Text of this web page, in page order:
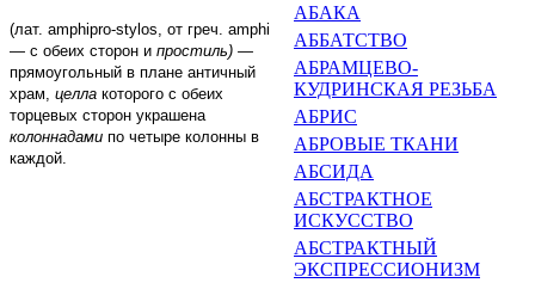
(лат. amphipro-stylos , от греч. amphi
— с обеих сторон и простиль) —
прямоугольный в плане античный
храм, целла которо­го с обеих
торцевых сторон украше­на
колоннадами по четыре колонны в
каждой.
АБАКА
АББАТСТВО
АБРАМЦЕВО-
КУДРИНСКАЯ РЕЗЬБА
АБРИС
АБРОВЫЕ ТКАНИ
АБСИДА
АБСТРАКТНОЕ
ИСКУССТВО
АБСТРАКТНЫЙ
ЭКСПРЕССИО­НИЗМ